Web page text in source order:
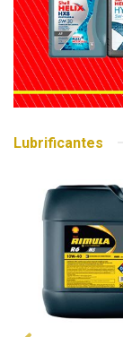
Lubrificantes